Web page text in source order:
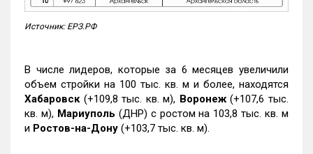
Источник: ЕРЗ.РФ
В числе лидеров, которые за 6 месяцев увеличили
объем стройки на 100 тыс. кв. м и более, находятся
Хабаровск (+109,8 тыс. кв. м), Воронеж(+107,6 тыс.
кв. м), Мариуполь (ДНР) с ростом на 103,8 тыс. кв. м
и Ростов-на-Дону (+103,7 тыс. кв. м).